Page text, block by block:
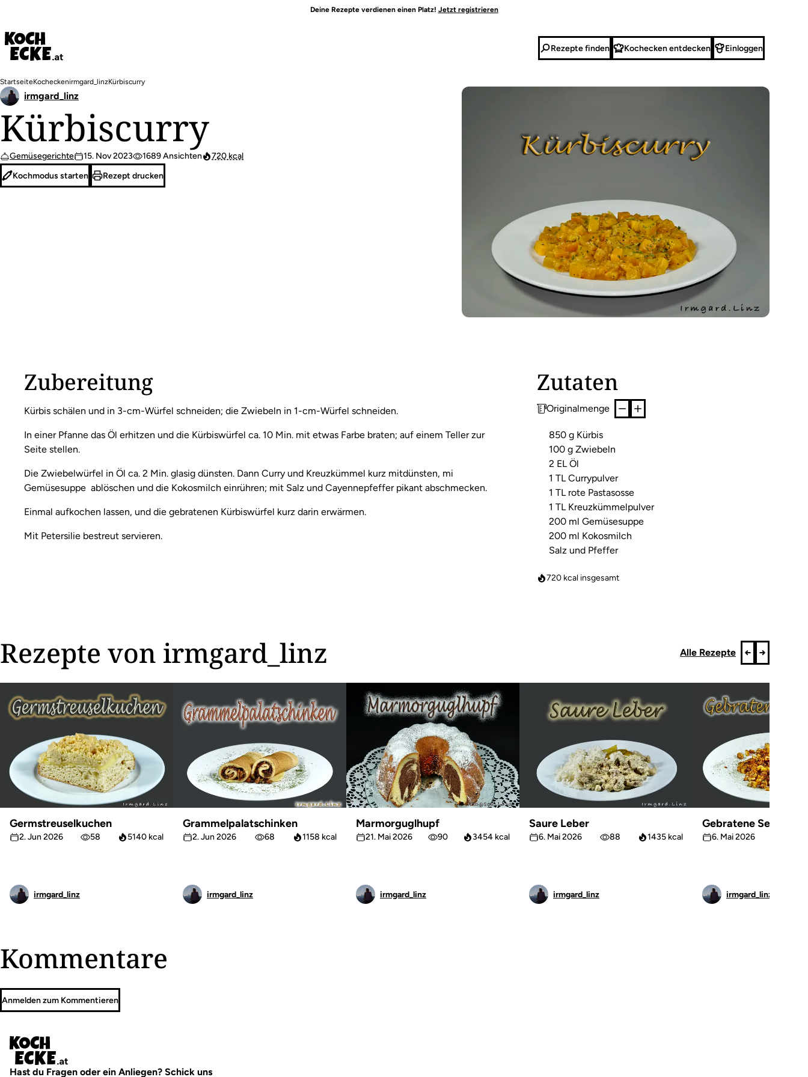
Inhalt
Deine Rezepte verdienen einen Platz! Jetzt registrieren
Rezepte finden Kochecken entdecken Einloggen
Pfadnavigation
StartseiteKocheckenirmgard_linzKürbiscurry
Kürbiscurry
Gemüsegerichte 15. Nov 2023 1689 Ansichten 720 kcal
irmgard_linz
Kochmodus starten Rezept drucken
Zubereitung
Kürbis schälen und in 3-cm-Würfel schneiden; die Zwiebeln in 1-cm-Würfel schneiden.
In einer Pfanne das Öl erhitzen und die Kürbiswürfel ca. 10 Min. mit etwas Farbe braten; auf einem Teller zur
Seite stellen.
Die Zwiebelwürfel in Öl ca. 2 Min. glasig dünsten. Dann Curry und Kreuzkümmel kurz mitdünsten, mi
Gemüsesuppe ablöschen und die Kokosmilch einrühren; mit Salz und Cayennepfeffer pikant abschmecken.
Einmal aufkochen lassen, und die gebratenen Kürbiswürfel kurz darin erwärmen.
Mit Petersilie bestreut servieren.
Zutaten
Originalmenge
850 g Kürbis
100 g Zwiebeln
2 EL Öl
1 TL Currypulver
1 TL rote Pastasosse
1 TL Kreuzkümmelpulver
200 ml Gemüsesuppe
200 ml Kokosmilch
Salz und Pfeffer
720 kcal insgesamt
Rezepte von irmgard_linz Alle Rezepte
Germstreuselkuchen
2. Jun 2026 58 5140 kcal
irmgard_linz
Grammelpalatschinken
2. Jun 2026 68 1158 kcal
irmgard_linz
Marmorguglhupf
21. Mai 2026 90 3454 kcal
irmgard_linz
Saure Leber
6. Mai 2026 88 1435 kcal
irmgard_linz
Gebratene Sellerie
6. Mai 2026
irmgard_linz
Kommentare
Anmelden zum Kommentieren
Hast du Fragen oder ein Anliegen? Schick uns